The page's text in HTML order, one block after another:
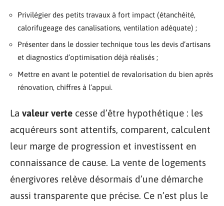
Privilégier des petits travaux à fort impact (étanchéité,
calorifugeage des canalisations, ventilation adéquate) ;
Présenter dans le dossier technique tous les devis d’artisans
et diagnostics d’optimisation déjà réalisés ;
Mettre en avant le potentiel de revalorisation du bien après
rénovation, chiffres à l’appui.
La valeur verte cesse d’être hypothétique : les
acquéreurs sont attentifs, comparent, calculent
leur marge de progression et investissent en
connaissance de cause. La vente de logements
énergivores relève désormais d’une démarche
aussi transparente que précise. Ce n’est plus le